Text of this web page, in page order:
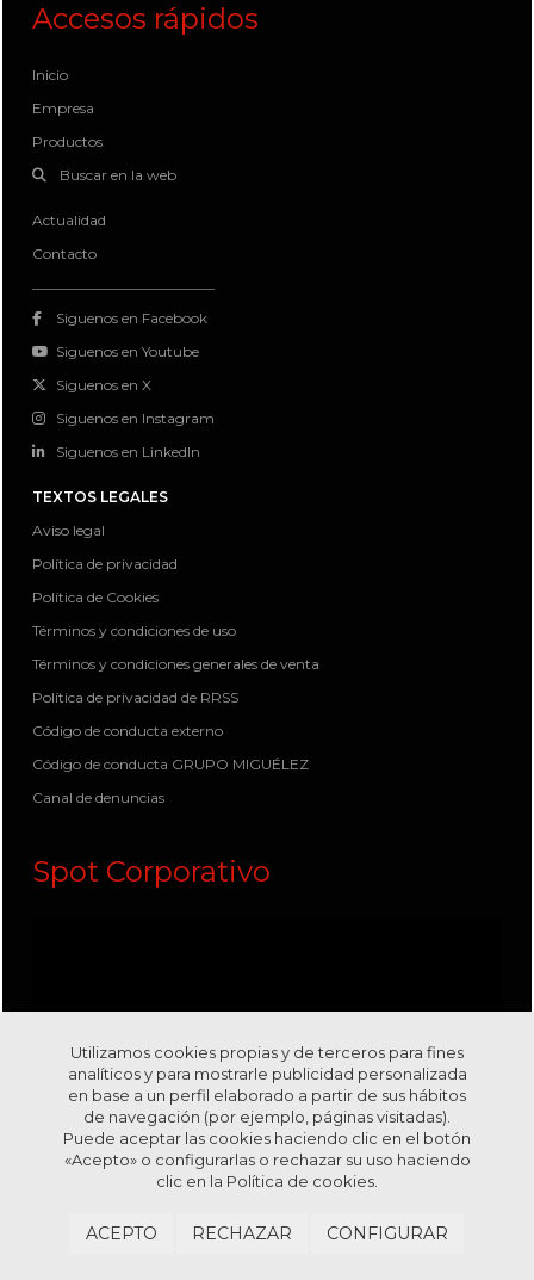
Accesos rápidos
Inicio
Empresa
Productos
Buscar en la web
Actualidad
Contacto
Siguenos en Facebook
Siguenos en Youtube
Siguenos en X
Siguenos en Instagram
Siguenos en LinkedIn
TEXTOS LEGALES
Aviso legal
Política de privacidad
Política de Cookies
Términos y condiciones de uso
Términos y condiciones generales de venta
Política de privacidad de RRSS
Código de conducta externo
Código de conducta GRUPO MIGUÉLEZ
Canal de denuncias
Spot Corporativo
Utilizamos cookies propias y de terceros para fines
analíticos y para mostrarle publicidad personalizada
en base a un perfil elaborado a partir de sus hábitos
de navegación (por ejemplo, páginas visitadas).
Puede aceptar las cookies haciendo clic en el botón
«Acepto» o configurarlas o rechazar su uso haciendo
clic en la Política de cookies.
ACEPTO RECHAZAR CONFIGURAR